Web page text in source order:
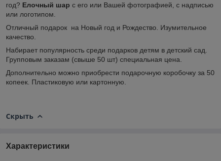
год? Елочный шар с его или Вашей фотографией, с надписью
или логотипом.
Отличный подарок на Новый год и Рождество. Изумительное
качество.
Набирает популярность среди подарков детям в детский сад.
Групповым заказам (свыше 50 шт) специальная цена.
Дополнительно можно приобрести подарочную коробочку за 50
копеек. Пластиковую или картонную.
Скрыть
Характеристики